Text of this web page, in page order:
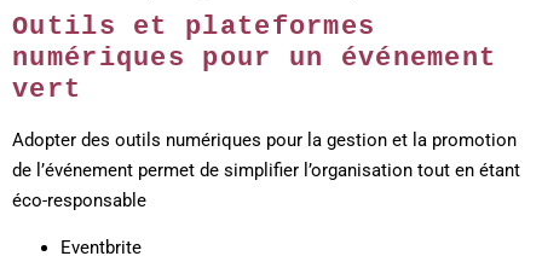
Outils et plateformes
numériques pour un événement
vert
Adopter des outils numériques pour la gestion et la promotion
de l’événement permet de simplifier l’organisation tout en étant
éco-responsable
Eventbrite